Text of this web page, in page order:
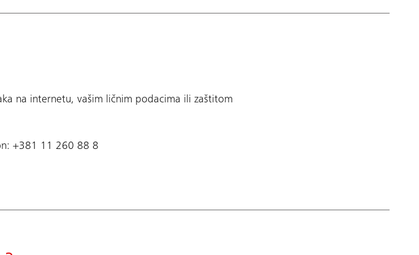
na internetu, vašim ličnim podacima ili zaštitom
+381 11 260 88 8